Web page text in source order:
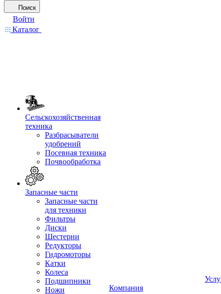
Поиск
Войти
Каталог
Сельскохозяйственная
техника
Разбрасыватели
удобрений
Посевная техника
Почвообработка
Запасные части
Запасные части
для техники
Фильтры
Диски
Шестерни
Редукторы
Гидромоторы
Катки
Колеса
Подшипники
Ножи
Компания